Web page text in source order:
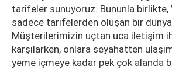
tarifeler sunuyoruz. Bununla birlikte,
sadece tarifelerden oluşan bir
Müşterilerimizin uçtan uca iletişim
karşılarken, onlara seyahatten
yeme içmeye kadar pek çok alanda